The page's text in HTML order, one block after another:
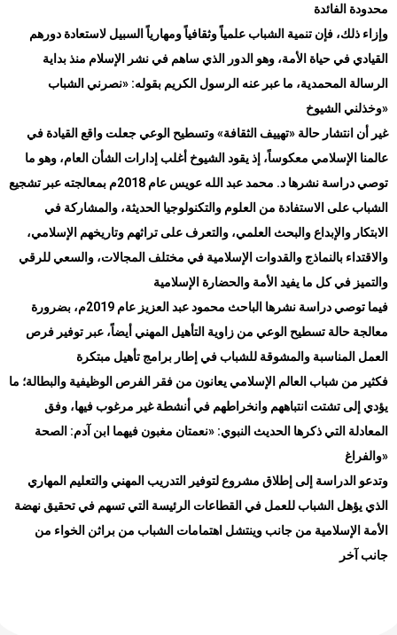
محدودة الفائدة
وإزاء ذلك، فإن تنمية الشباب علمياً وثقافياً ومهارياً السبيل لاستعادة دورهم
القيادي في حياة الأمة، وهو الدور الذي ساهم في نشر الإسلام منذ بداية
الرسالة المحمدية، ما عبر عنه الرسول الكريم بقوله: «نصرني الشباب
وخذلني الشيوخ»
غير أن انتشار حالة «تهييف الثقافة» وتسطيح الوعي جعلت واقع القيادة في
عالمنا الإسلامي معكوساً، إذ يقود الشيوخ أغلب إدارات الشأن العام، وهو ما
توصي دراسة نشرها د. محمد عبد الله عويس عام 2018م بمعالجته عبر تشجيع
الشباب على الاستفادة من العلوم والتكنولوجيا الحديثة، والمشاركة في
الابتكار والإبداع والبحث العلمي، والتعرف على تراثهم وتاريخهم الإسلامي،
والاقتداء بالنماذج والقدوات الإسلامية في مختلف المجالات، والسعي للرقي
والتميز في كل ما يفيد الأمة والحضارة الإسلامية
فيما توصي دراسة نشرها الباحث محمود عبد العزيز عام 2019م، بضرورة
معالجة حالة تسطيح الوعي من زاوية التأهيل المهني أيضاً، عبر توفير فرص
العمل المناسبة والمشوقة للشباب في إطار برامج تأهيل مبتكرة
فكثير من شباب العالم الإسلامي يعانون من فقر الفرص الوظيفية والبطالة؛ ما
يؤدي إلى تشتت انتباههم وانخراطهم في أنشطة غير مرغوب فيها، وفق
المعادلة التي ذكرها الحديث النبوي: «نعمتان مغبون فيهما ابن آدم: الصحة
والفراغ»
وتدعو الدراسة إلى إطلاق مشروع لتوفير التدريب المهني والتعليم المهاري
الذي يؤهل الشباب للعمل في القطاعات الرئيسة التي تسهم في تحقيق نهضة
الأمة الإسلامية من جانب وينتشل اهتمامات الشباب من براثن الخواء من
جانب آخر